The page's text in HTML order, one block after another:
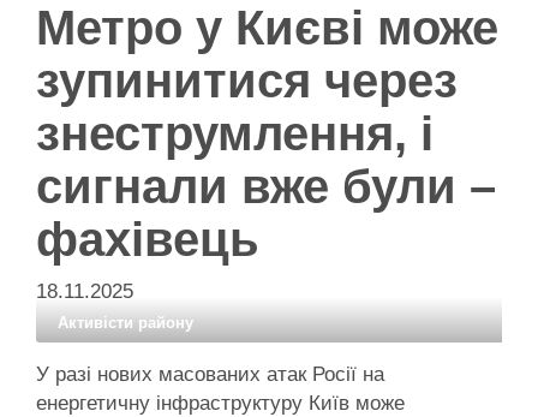
Метро у Києві може
зупинитися через
знеструмлення, і
сигнали вже були –
фахівець
18.11.2025
Активісти району
У разі нових масованих атак Росії на
енергетичну інфраструктуру Київ може